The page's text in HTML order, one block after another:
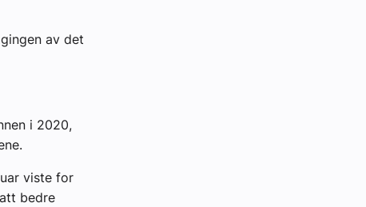
av det
i 2020,
viste for
bedre